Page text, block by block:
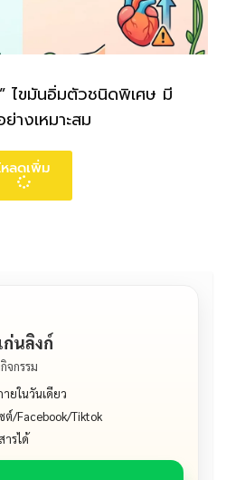
ไขมันอิ่มตัวชนิดพิเศษ มี
างเหมาะสม
หลดเพิ่ม
นลิงก์
จกรรม
ยในวันเดียว
ต์/Facebook/Tiktok
ารได้